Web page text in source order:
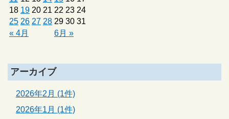
« 4月 6月 »
18 19 20 21 22 23 24
25 26 27 28 29 30 31
アーカイブ
2026年2月 (1件)
2026年1月 (1件)